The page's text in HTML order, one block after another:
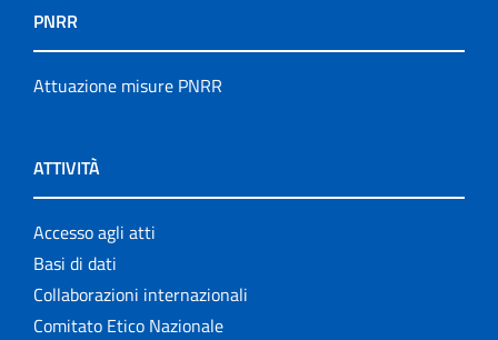
PNRR
Attuazione misure PNRR
ATTIVITÀ
Accesso agli atti
Basi di dati
Collaborazioni internazionali
Comitato Etico Nazionale